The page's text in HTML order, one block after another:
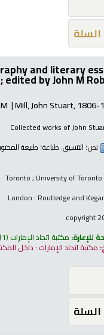
and literary
by John M
Mill, John Stuart, 1806-
Collected works of John
نص؛ التنسيق: طباعة؛ طبيعة
Toronto ; University of
London : Routledge and
للإعارة: مكتبة اتحاد الإمارات (1)
مكتبة اتحاد الإمارات : داخل